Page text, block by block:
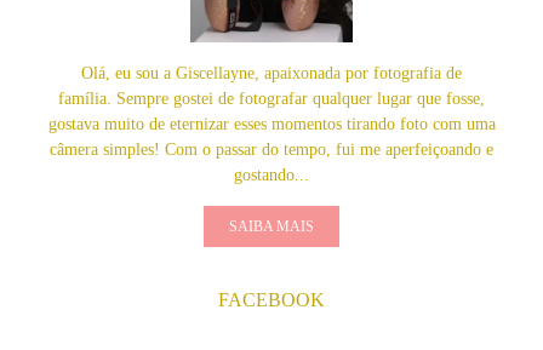
Olá, eu sou a Giscellayne, apaixonada por fotografia de
família. Sempre gostei de fotografar qualquer lugar que fosse,
gostava muito de eternizar esses momentos tirando foto com uma
câmera simples! Com o passar do tempo, fui me aperfeiçoando e
gostando...
SAIBA MAIS
FACEBOOK